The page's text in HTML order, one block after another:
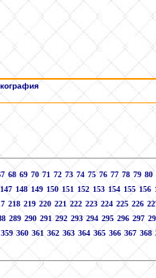
68 69 70 71 72 73 74 75 76 77 78 79 80
147 148 149 150 151 152 153 154 155 156
218 219 220 221 222 223 224 225 226
289 290 291 292 293 294 295 296 297
359 360 361 362 363 364 365 366 367 368